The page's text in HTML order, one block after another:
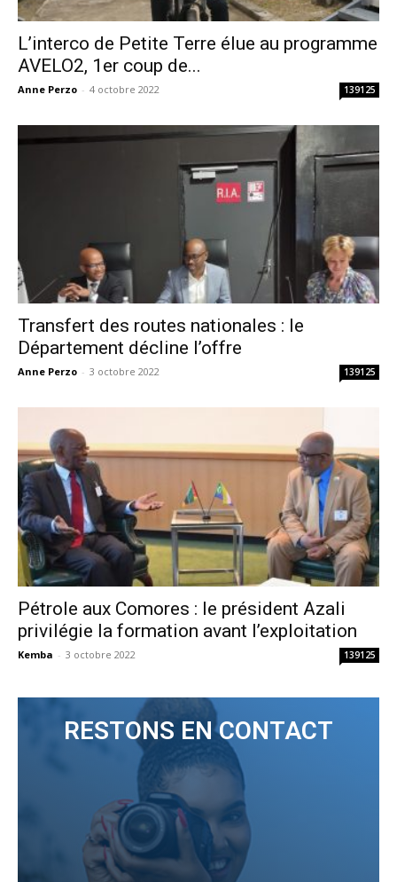
L’interco de Petite Terre élue au programme
AVELO2, 1er coup de...
Anne Perzo - 4 octobre 2022 139125
Transfert des routes nationales : le
Département décline l’offre
Anne Perzo - 3 octobre 2022 139125
Pétrole aux Comores : le président Azali
privilégie la formation avant l’exploitation
Kemba - 3 octobre 2022 139125
RESTONS EN CONTACT